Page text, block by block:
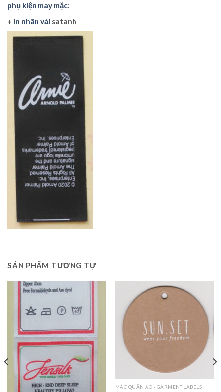
phụ kiện may mặc:
+ in nhãn vải satanh
SẢN PHẨM TƯƠNG TỰ
MÁC QUẦN ÁO - GARMENT LABELS